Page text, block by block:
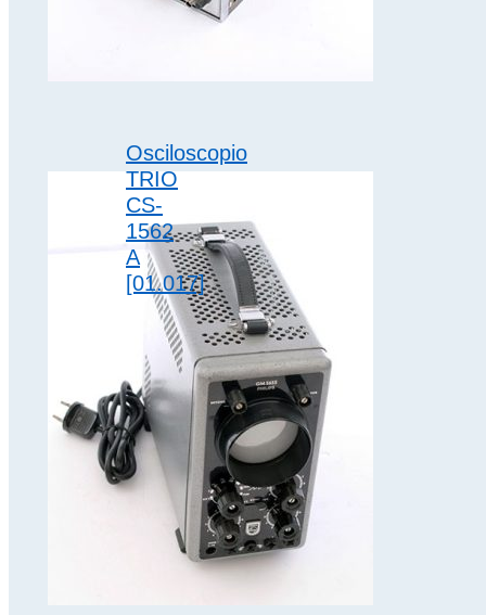
Osciloscopio
TRIO
CS-
1562
A
[01.017]
Kenwood
Electronic
Inc.;
Komagane
Tipología
Analógico